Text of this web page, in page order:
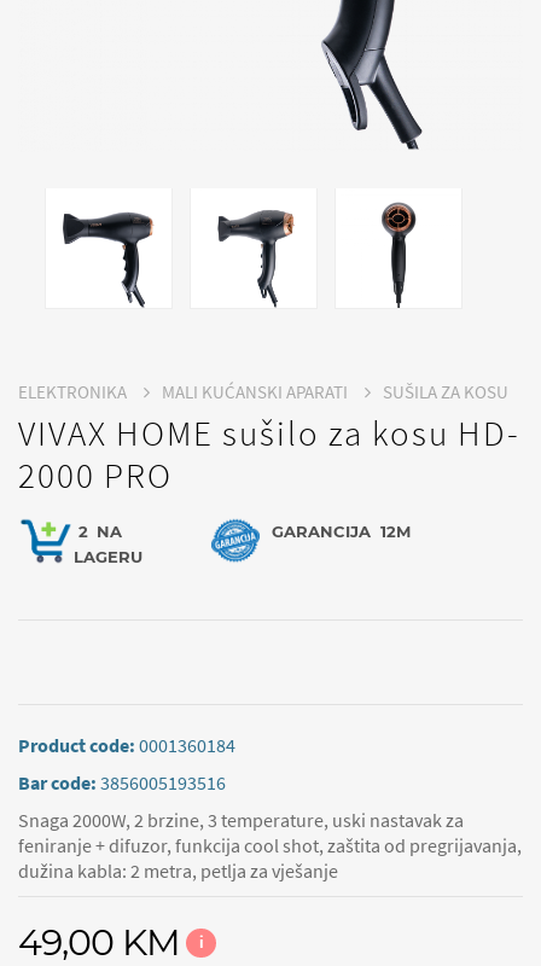
ELEKTRONIKA MALI KUĆANSKI APARATI SUŠILA ZA KOSU
VIVAX HOME sušilo za kosu HD-
2000 PRO
2 NA
LAGERU
GARANCIJA 12M
Product code: 0001360184
Bar code: 3856005193516
Snaga 2000W, 2 brzine, 3 temperature, uski nastavak za
feniranje + difuzor, funkcija cool shot, zaštita od pregrijavanja,
dužina kabla: 2 metra, petlja za vješanje
49,00 KM i